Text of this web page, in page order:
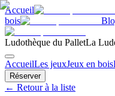
Accueil
bois
Ludothèque du PalletLa
AccueilLes jeuxJeux en bois
Réserver
← Retour à la liste